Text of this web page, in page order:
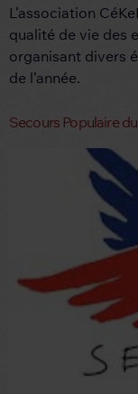
L’association
qualité de vie des
organisant divers
de l’année.
Secours Populaire